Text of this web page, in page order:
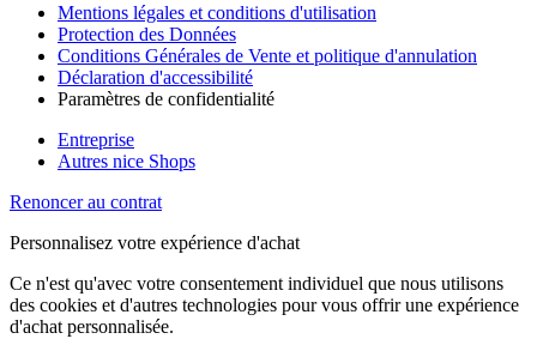
Mentions légales et conditions d'utilisation
Protection des Données
Conditions Générales de Vente et politique d'annulation
Déclaration d'accessibilité
Paramètres de confidentialité
Entreprise
Autres nice Shops
Renoncer au contrat
Personnalisez votre expérience d'achat
Ce n'est qu'avec votre consentement individuel que nous utilisons
des cookies et d'autres technologies pour vous offrir une expérience
d'achat personnalisée.